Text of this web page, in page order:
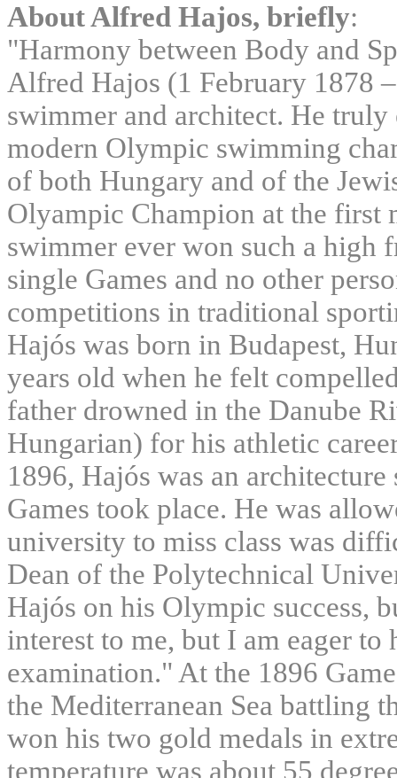
About Alfred Hajos, briefly:
"Harmony between Body and
Alfred Hajos (1 February 1878
swimmer and architect. He
modern Olympic swimming
of both Hungary and of the
Olyampic Champion at the first
swimmer ever won such a high
single Games and no other
competitions in traditional
Hajós was born in Budapest,
years old when he felt
father drowned in the Danube
Hungarian) for his athletic
1896, Hajós was an
Games took place. He was
university to miss class was
Dean of the Polytechnical
Hajós on his Olympic success,
interest to me, but I am eager
examination." At the 1896
the Mediterranean Sea battling
won his two gold medals in
temperature was about 55